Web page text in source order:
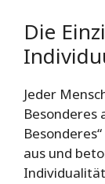
Die
Jeder
Besonderes
aus und